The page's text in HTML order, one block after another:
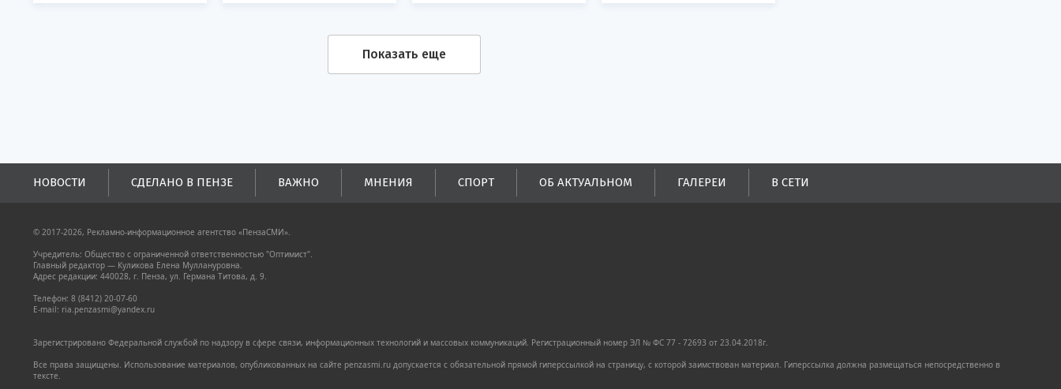
Показать еще
НОВОСТИ СДЕЛАНО В ПЕНЗЕ ВАЖНО МНЕНИЯ СПОРТ ОБ АКТУАЛЬНОМ ГАЛЕРЕИ В СЕТИ
© 2017-2026, Рекламно-информационное агентство «ПензаСМИ».
Учредитель: Общество с ограниченной ответственностью "Оптимист".
Главный редактор — Куликова Елена Муллануровна.
Адрес редакции: 440028, г. Пенза, ул. Германа Титова, д. 9.
Телефон: 8 (8412) 20-07-60
E-mail: ria.penzasmi@yandex.ru
Зарегистрировано Федеральной службой по надзору в сфере связи, информационных технологий и массовых коммуникаций. Регистрационный номер ЭЛ № ФС 77 - 72693 от 23.04.2018г.
Все права защищены. Использование материалов, опубликованных на сайте penzasmi.ru допускается с обязательной прямой гиперссылкой на страницу, с которой заимствован материал. Гиперссылка должна размещаться непосредственно в
тексте.